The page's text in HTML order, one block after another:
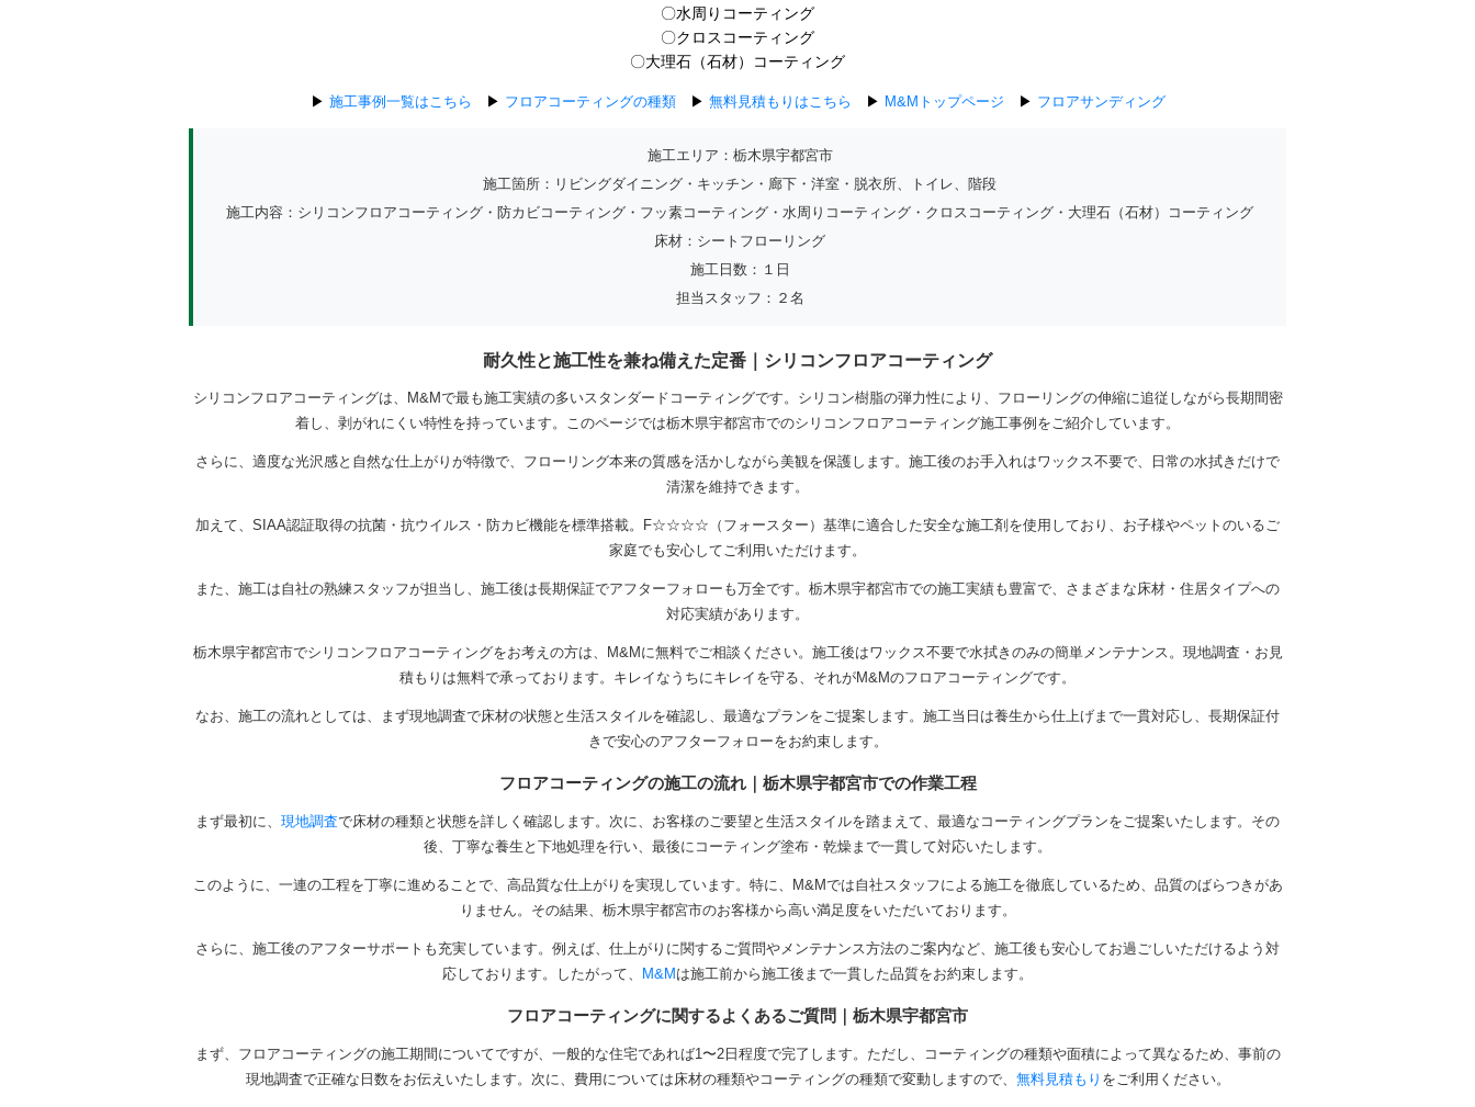
〇水周りコーティング
〇クロスコーティング
〇大理石（石材）コーティング
▶ 施工事例一覧はこちら ▶ フロアコーティングの種類▶ 無料見積もりはこちら ▶ M&Mトップページ ▶ フロアサンディング
施工エリア：栃木県宇都宮市
施工箇所：リビングダイニング・キッチン・廊下・洋室・脱衣所、トイレ、階段
施工内容：シリコンフロアコーティング・防カビコーティング・フッ素コーティング・水周りコーティング・クロスコーティング・大理石（石材）コーティング
床材：シートフローリング
施工日数：１日
担当スタッフ：２名
耐久性と施工性を兼ね備えた定番｜シリコンフロアコーティング
シリコンフロアコーティングは、M&Mで最も施工実績の多いスタンダードコーティングです。シリコン樹脂の弾力性により、フローリングの伸縮に追従しながら長期間密
着し、剥がれにくい特性を持っています。このページでは栃木県宇都宮市でのシリコンフロアコーティング施工事例をご紹介しています。
さらに、適度な光沢感と自然な仕上がりが特徴で、フローリング本来の質感を活かしながら美観を保護します。施工後のお手入れはワックス不要で、日常の水拭きだけで
清潔を維持できます。
加えて、SIAA認証取得の抗菌・抗ウイルス・防カビ機能を標準搭載。F☆☆☆☆（フォースター）基準に適合した安全な施工剤を使用しており、お子様やペットのいるご
家庭でも安心してご利用いただけます。
また、施工は自社の熟練スタッフが担当し、施工後は長期保証でアフターフォローも万全です。栃木県宇都宮市での施工実績も豊富で、さまざまな床材・住居タイプへの
対応実績があります。
栃木県宇都宮市でシリコンフロアコーティングをお考えの方は、M&Mに無料でご相談ください。施工後はワックス不要で水拭きのみの簡単メンテナンス。現地調査・お見
積もりは無料で承っております。キレイなうちにキレイを守る、それがM&Mのフロアコーティングです。
なお、施工の流れとしては、まず現地調査で床材の状態と生活スタイルを確認し、最適なプランをご提案します。施工当日は養生から仕上げまで一貫対応し、長期保証付
きで安心のアフターフォローをお約束します。
フロアコーティングの施工の流れ｜栃木県宇都宮市での作業工程
まず最初に、 現地調査で床材の種類と状態を詳しく確認します。次に、お客様のご要望と生活スタイルを踏まえて、最適なコーティングプランをご提案いたします。その
後、丁寧な養生と下地処理を行い、最後にコーティング塗布・乾燥まで一貫して対応いたします。
このように、一連の工程を丁寧に進めることで、高品質な仕上がりを実現しています。特に、M&Mでは自社スタッフによる施工を徹底しているため、品質のばらつきがあ
りません。その結果、栃木県宇都宮市のお客様から高い満足度をいただいております。
さらに、施工後のアフターサポートも充実しています。例えば、仕上がりに関するご質問やメンテナンス方法のご案内など、施工後も安心してお過ごしいただけるよう対
応しております。したがって、
M&M は施工前から施工後まで一貫した品質をお約束します。
フロアコーティングに関するよくあるご質問｜栃木県宇都宮市
まず、フロアコーティングの施工期間についてですが、一般的な住宅であれば1〜2日程度で完了します。ただし、コーティングの種類や面積によって異なるため、事前の
現地調査で正確な日数をお伝えいたします。次に、費用については床材の種類やコーティングの種類で変動しますので、 無料見積もり をご利用ください。